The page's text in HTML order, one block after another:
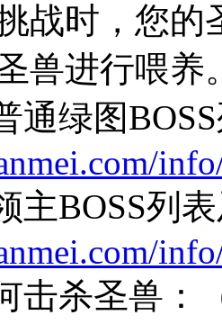
战时，您
兽进行喂养
通绿图
主BOSS列
击杀圣兽